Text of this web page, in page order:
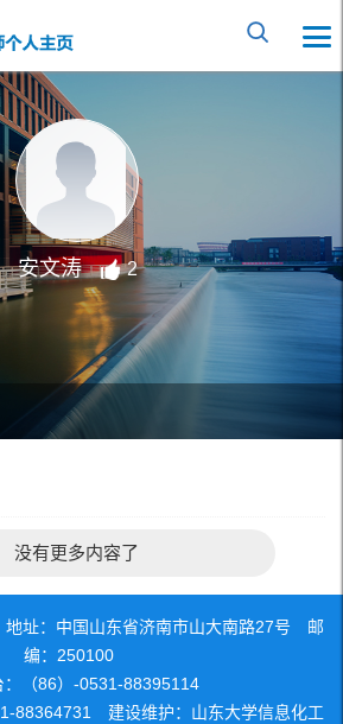
安文涛 2
没有更多内容了
址：中国山东省济南市山大南路27号 邮
编：250100
：（86）-0531-88395114
88364731 建设维护：山东大学信息化工